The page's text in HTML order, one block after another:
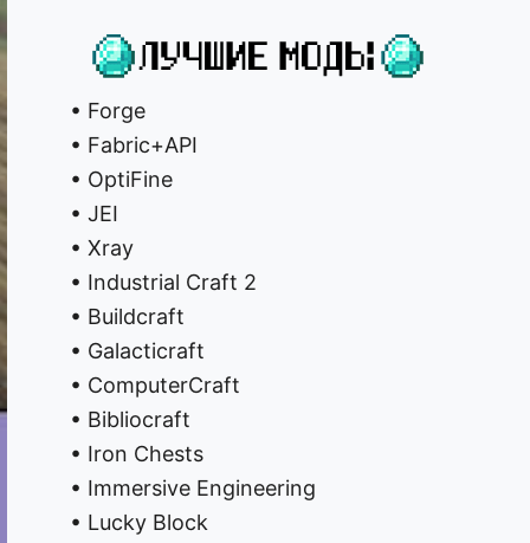
• Forge
• Fabric+API
• OptiFine
• JEI
• Xray
• Industrial Craft 2
• Buildcraft
• Galacticraft
• ComputerCraft
• Bibliocraft
• Iron Chests
• Immersive Engineering
• Lucky Block